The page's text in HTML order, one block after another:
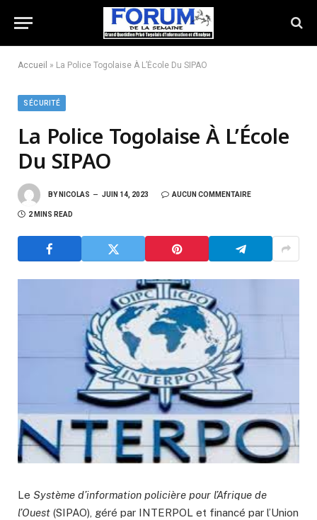
Accueil » La Police Togolaise À L’École Du SIPAO
SÉCURITÉ
La Police Togolaise À L’École
Du SIPAO
BY NICOLAS JUIN 14, 2023 AUCUN COMMENTAIRE
2 MINS READ
Le Système d’information policière pour l’Afrique de
l’Ouest (SIPAO), géré par INTERPOL et financé par l’Union